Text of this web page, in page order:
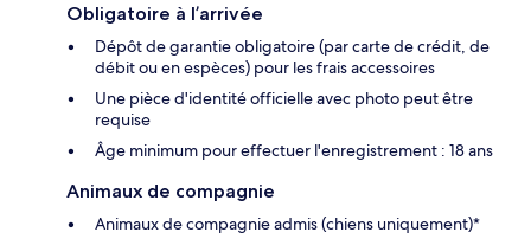
Obligatoire à l’arrivée
Dépôt de garantie obligatoire (par carte de crédit, de
débit ou en espèces) pour les frais accessoires
Une pièce d'identité officielle avec photo peut être
requise
Âge minimum pour effectuer l'enregistrement : 18 ans
Animaux de compagnie
Animaux de compagnie admis (chiens uniquement)*